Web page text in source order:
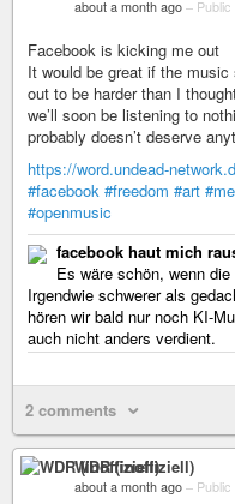
about a month ago – Public
Facebook is kicking me out
It would be great if the music
out to be harder than I
we’ll soon be listening to
probably doesn’t deserve
https://word.undead-
#facebook #freedom #art
#openmusic
facebook haut mich
Es wäre schön, wenn
Irgendwie schwerer als
hören wir bald nur noch KI-
auch nicht anders verdient.
2 comments
WDR (inoffiziell)
about a month ago – Public